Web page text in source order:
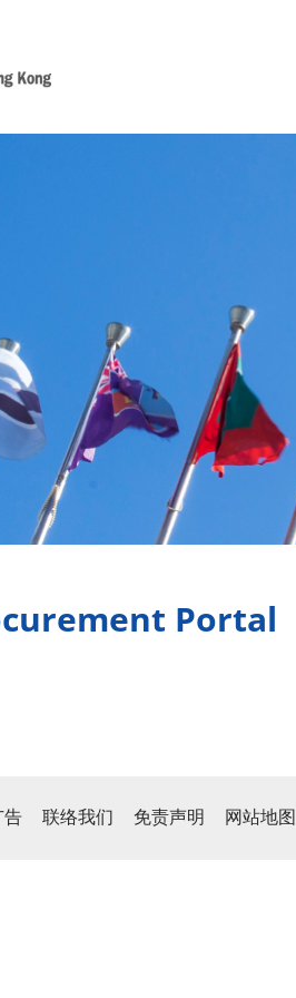
Portal
告 联络我们 免责声明 网站地图